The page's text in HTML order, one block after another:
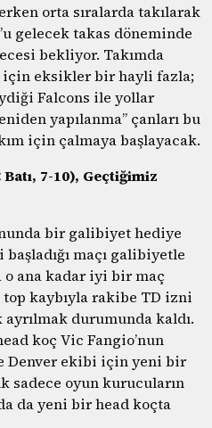
orta sıralarda takılarak
gelecek takas döneminde
bekliyor. Takımda
eksikler bir hayli fazla;
Falcons ile yollar
yapılanma” çanları bu
için çalmaya başlayacak.
7-10), Geçtiğimiz
bir galibiyet hediye
maçı galibiyetle
ana kadar iyi bir maç
top kaybıyla rakibe TD izni
durumunda kaldı.
koç Vic Fangio’nun
Denver ekibi için yeni bir
sadece oyun kurucuların
da yeni bir head koçta